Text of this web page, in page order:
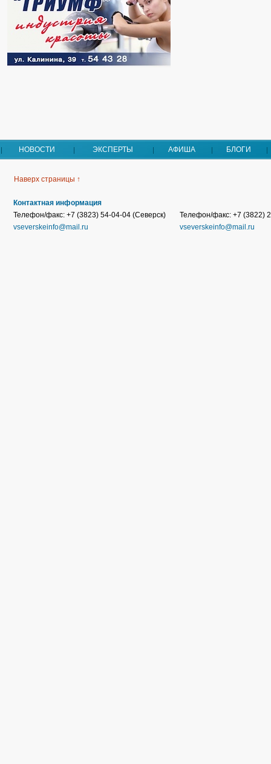
НОВОСТИ ЭКСПЕРТЫ АФИША БЛОГИ
Наверх страницы ↑
Контактная информация
Телефон/факс: +7 (3823) 54-04-04 (Северск)
vseverskeinfo@mail.ru
Телефон/факс: +7 (3822)
vseverskeinfo@mail.ru